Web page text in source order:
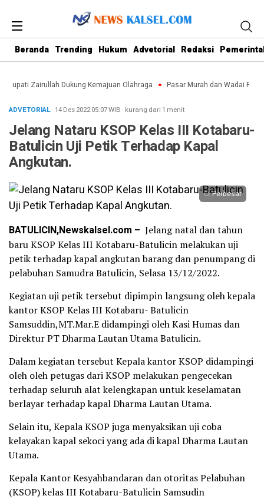
Beranda Trending Hukum Advetorial Redaksi
Bupati Zairullah Dukung Kemajuan Olahraga Pasar Murah dan Wadai
ADVETORIAL· 14 Des 202205:07WIB · kurang dari 1 menit
Jelang Nataru KSOP Kelas III Kotabaru-
Batulicin Uji Petik Terhadap Kapal
Angkutan.
Perbesar
BATULICIN,Newskalsel.com – Jelang natal dan tahun
baru KSOP Kelas III Kotabaru-Batulicin melakukan uji
petik terhadap kapal angkutan barang dan penumpang di
pelabuhan Samudra Batulicin, Selasa 13/12/2022.
Kegiatan uji petik tersebut dipimpin langsung oleh kepala
kantor KSOP Kelas III Kotabaru- Batulicin
Samsuddin,MT.Mar.E didampingi oleh Kasi Humas dan
Direktur PT Dharma Lautan Utama Batulicin.
Dalam kegiatan tersebut Kepala kantor KSOP didampingi
oleh oleh petugas dari KSOP melakukan pengecekan
terhadap seluruh alat kelengkapan untuk keselamatan
berlayar terhadap kapal Dharma Lautan Utama.
Selain itu, Kepala KSOP juga menyaksikan uji coba
kelayakan kapal sekoci yang ada di kapal Dharma Lautan
Utama.
Kepala Kantor Kesyahbandaran dan otoritas Pelabuhan
(KSOP) kelas III Kotabaru-Batulicin Samsudin